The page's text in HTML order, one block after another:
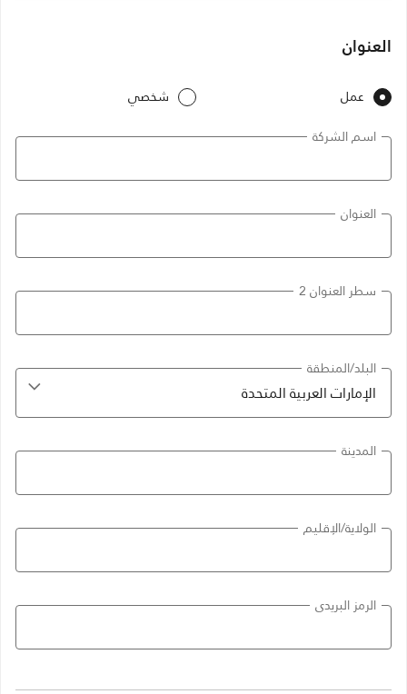
العنوان
عمل
شخصي
اسم الشركة
العنوان
سطر العنوان 2
البلد/المنطقة
المدينة
الولاية/الإقليم
الرمز البريدي